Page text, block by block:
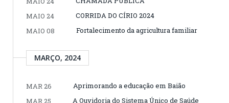
MAIO 24
CORRIDA DO CÍRIO 2024
MAIO 08
Fortalecimento da agricultura familiar
MARÇO, 2024
MAR 26
Aprimorando a educação em Baião
MAR 25
A Ouvidoria do Sistema Único de Saúde